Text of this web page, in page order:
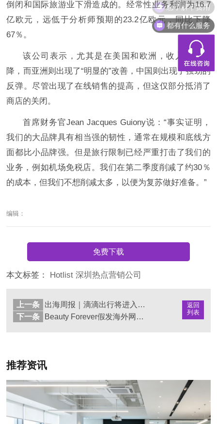
倒闭和国际旅游业下滑造成的。经常性业务利润为16.7
亿欧元，远低于分析师预期的23.2亿欧元，同比下降
67％。
该公司表示，尤其是在美国和欧洲，收入有所下
降，而亚洲则出现了“明显的”改善，中国则出现了强劲的
反弹。尽管出现了在线销售的提高，但这仅部分抵消了
商店的关闭。
首席财务官Jean Jacques Guiony说：“事实证明，
我们的大品牌具有相当强的韧性，通常在规模和底线方
面都比小品牌强。但是旅行限制已经严重打击了我们的
业务，例如机场免税店。我们在第二季度削减了约30％
的成本，但我们不想削减太多，以便为复苏做好准备。”
编辑：
免费下载
本文标签： Hotlist深圳热点营销公司
返回
列表
上一条
出海周报｜滴滴出行将进入俄罗斯市场；征途被Netflix买下版权
下一条
Beauty Forever假发海外网红营销案例分析
推荐资讯
想了解下费用
都有什么服务